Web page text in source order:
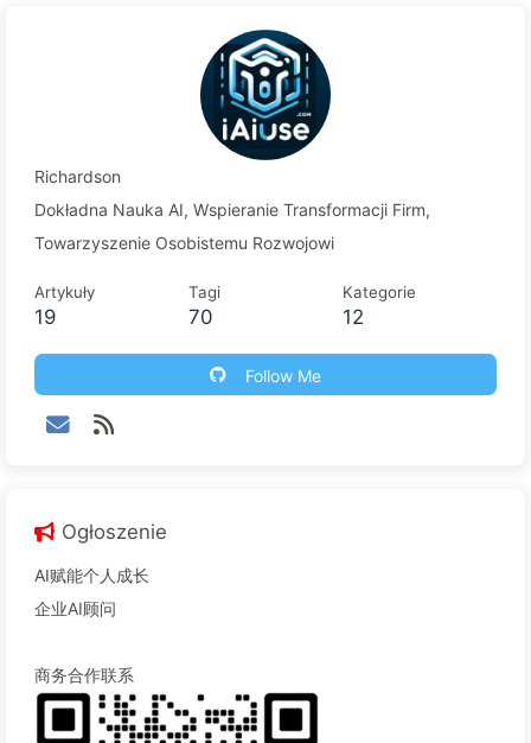
Richardson
Dokładna Nauka AI, Wspieranie Transformacji Firm,
Towarzyszenie Osobistemu Rozwojowi
Artykuły
19
Tagi
70
Kategorie
12
Follow Me
Ogłoszenie
AI赋能个人成长
企业AI顾问
商务合作联系